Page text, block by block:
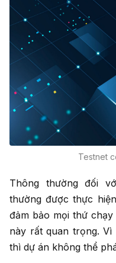
Testnet
Thông thường đối
thường được thực
đảm bảo mọi thứ
này rất quan trọng.
thì dự án không thể